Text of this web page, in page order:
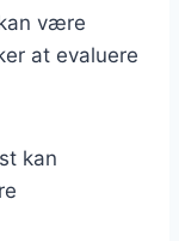
være
at evaluere
kan